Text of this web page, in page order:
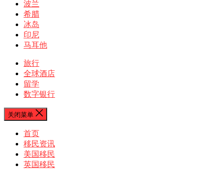
波兰
希腊
冰岛
印尼
马耳他
旅行
全球酒店
留学
数字银行
关闭菜单
首页
移民资讯
美国移民
英国移民